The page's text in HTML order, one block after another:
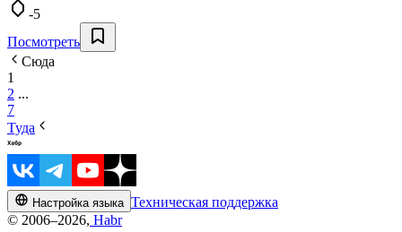
-5
Посмотреть
Сюда
1
2 ...
7
Туда
Настройка языка Техническая поддержка
© 2006–2026, Habr